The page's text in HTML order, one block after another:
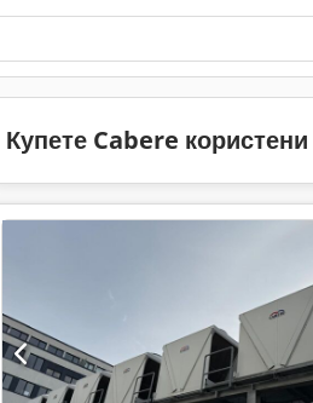
Купете Cabere користени